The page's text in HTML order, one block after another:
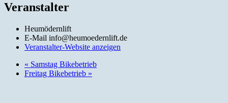
Veranstalter
Heumödernlift
E-Mail info@heumoedernlift.de
Veranstalter-Website anzeigen
« Samstag Bikebetrieb
Freitag Bikebetrieb »